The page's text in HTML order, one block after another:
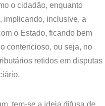
o cidadão, enquanto
implicando, inclusive, a
o Estado, ficando bem
contencioso, ou seja, no
retidos em disputas
tem-se a ideia difusa de